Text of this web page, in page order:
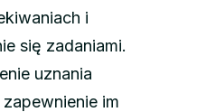
i
się zadaniami.
uznania
im